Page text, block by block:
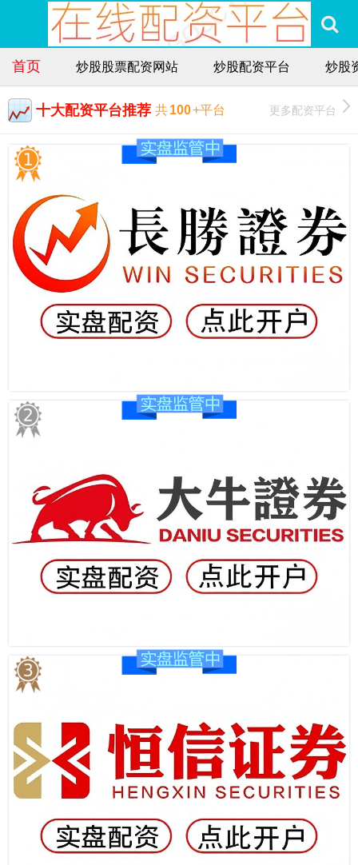
首页 炒股股票配资网站 炒股配资平台 炒股
十大配资平台推荐 共100+平台 更多配资平台